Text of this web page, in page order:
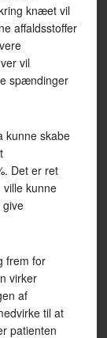
knæet vil
affaldsstoffer
vil
spændinger
kunne skabe
Det er ret
kunne
frem for
virker
af
til at
patienten